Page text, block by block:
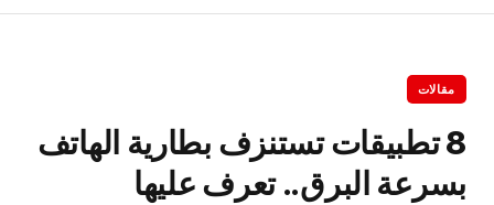
مقالات
8 تطبيقات تستنزف بطارية الهاتف
بسرعة البرق.. تعرف عليها